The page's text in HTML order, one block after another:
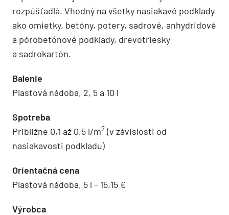
rozpúšťadlá. Vhodný na všetky nasiakavé podklady
ako omietky, betóny, potery, sadrové, anhydridové
a pórobetónové podklady, drevotriesky
a sadrokartón.
Balenie
Plastová nádoba, 2, 5 a 10 l
Spotreba
Približne 0,1 až 0,5 l/m2 (v závislosti od
nasiakavosti podkladu)
Orientačná cena
Plastová nádoba, 5 l – 15,15 €
Výrobca